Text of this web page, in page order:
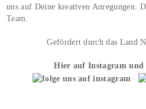
uns auf Deine kreativen Anregungen.
Team.
Gefördert durch das Land
Hier auf Instagram und